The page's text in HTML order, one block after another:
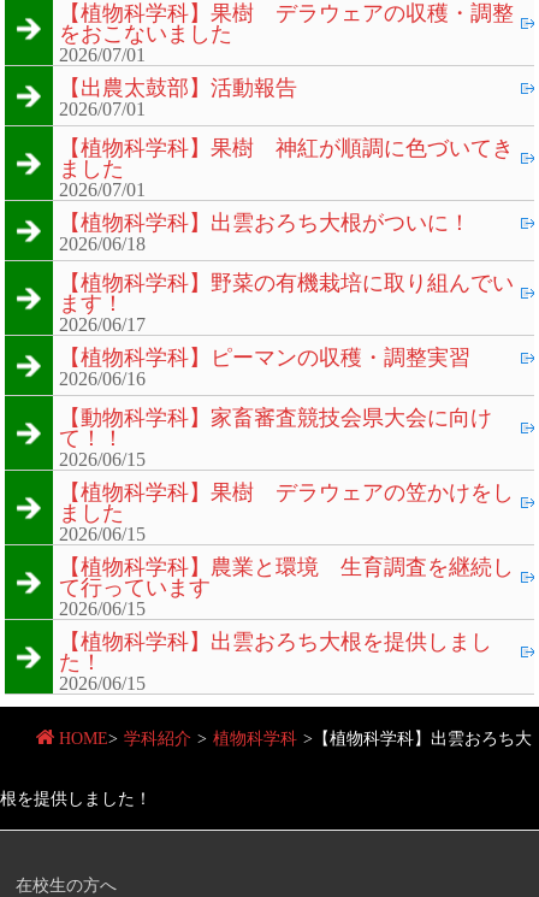
【植物科学科】果樹 デラウェアの収穫・調整
をおこないました
2026/07/01
【出農太鼓部】活動報告
2026/07/01
【植物科学科】果樹 神紅が順調に色づいてき
ました
2026/07/01
【植物科学科】出雲おろち大根がついに！
2026/06/18
【植物科学科】野菜の有機栽培に取り組んでい
ます！
2026/06/17
【植物科学科】ピーマンの収穫・調整実習
2026/06/16
【動物科学科】家畜審査競技会県大会に向け
て！！
2026/06/15
【植物科学科】果樹 デラウェアの笠かけをし
ました
2026/06/15
【植物科学科】農業と環境 生育調査を継続し
て行っています
2026/06/15
【植物科学科】出雲おろち大根を提供しまし
た！
2026/06/15
HOME> 学科紹介 > 植物科学科 > 【植物科学科】出雲おろち大
根を提供しました！
在校生の方へ